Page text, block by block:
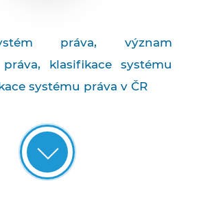
práva, význam
klasifikace systému
systému práva v ČR